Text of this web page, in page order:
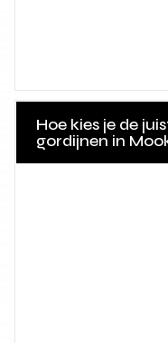
Hoe kies je de
gordijnen in